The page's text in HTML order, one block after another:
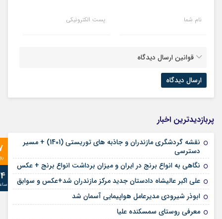
نام شما پست الکترونیکی
قوانین ارسال دیدگاه
پربازدیدترین اخبار
نقشه گردشگری مازندران و جاذبه های توریستی (1401) + مسیر
دسترسی
نگاهی به انواع برنج در ایران و میزان برداشت انواع برنج + عکس
علی‌ اکبر عالیشاه دادستان جدید مرکز مازندران شد+عکس و سوابق
ابوذر شیرودی مدیرعامل هواپیمایی آسمان شد
معرفی روستای سمسکنده علیا